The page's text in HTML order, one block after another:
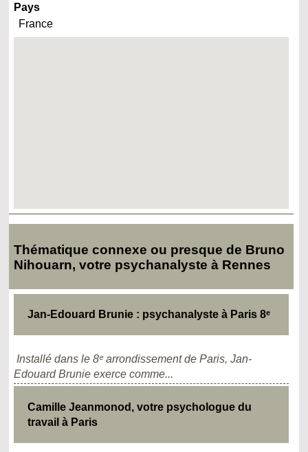
Pays
France
Thématique connexe ou presque de Bruno
Nihouarn, votre psychanalyste à Rennes
Jan‑Edouard Brunie : psychanalyste à Paris 8ᵉ
Installé dans le 8ᵉ arrondissement de Paris, Jan-
Edouard Brunie exerce comme...
Camille Jeanmonod, votre psychologue du
travail à Paris